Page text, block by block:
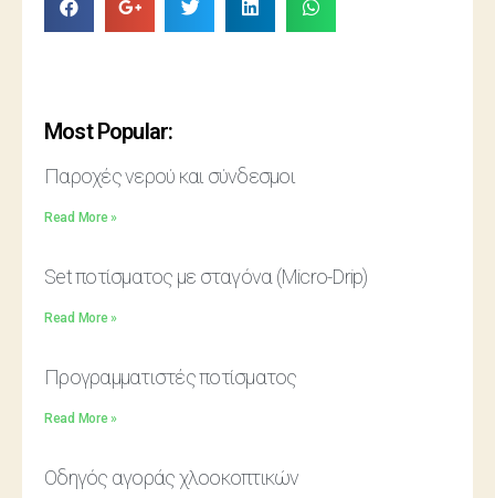
Most Popular:
Παροχές νερού και σύνδεσμοι
Read More »
Set ποτίσματος με σταγόνα (Micro-Drip)
Read More »
Προγραμματιστές ποτίσματος
Read More »
Οδηγός αγοράς χλοοκοπτικών